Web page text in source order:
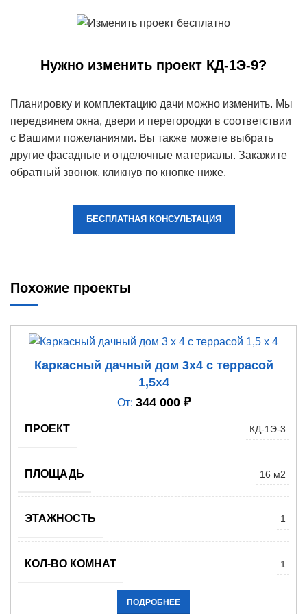
Нужно изменить проект КД-1Э-9?
Планировку и комплектацию дачи можно изменить. Мы
передвинем окна, двери и перегородки в соответствии
с Вашими пожеланиями. Вы также можете выбрать
другие фасадные и отделочные материалы. Закажите
обратный звонок, кликнув по кнопке ниже.
БЕСПЛАТНАЯ КОНСУЛЬТАЦИЯ
Похожие проекты
Каркасный дачный дом 3х4 с террасой
1,5х4
От: 344 000 ₽
ПРОЕКТ КД-1Э-3
ПЛОЩАДЬ 16 м2
ЭТАЖНОСТЬ 1
КОЛ-ВО КОМНАТ 1
ПОДРОБНЕЕ